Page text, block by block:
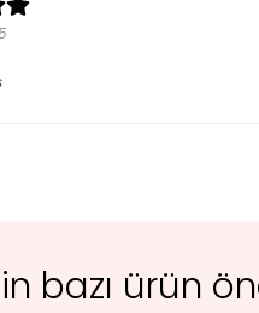
bazı ürün